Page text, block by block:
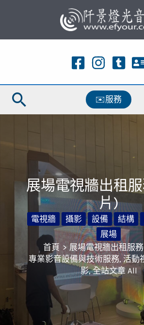
主
容
搜
✉️服務
展場電視牆出租
片)
電視牆 攝影 設備 結構
展場
首頁
展場電視牆出租服
專業影音設備與技術服務,活動
影,全站文章 All